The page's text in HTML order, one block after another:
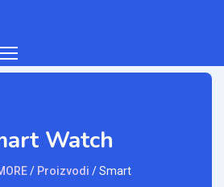
Watch
/ Proizvodi /Smart